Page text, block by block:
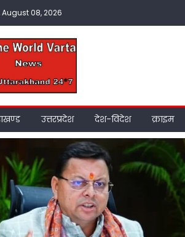
08, 2026
उत्तरप्रदेश देश-विदेश क्राइम